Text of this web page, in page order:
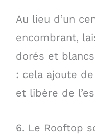
Au lieu d’un
encombrant,
dorés et
: cela ajoute
et libère de
6. Le Rooftop